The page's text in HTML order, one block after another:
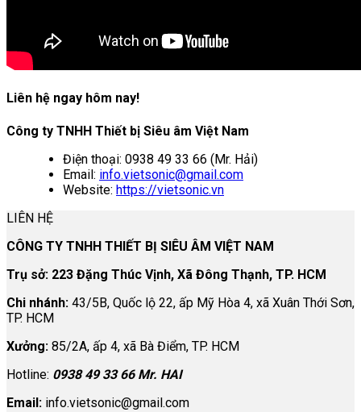
Liên hệ ngay hôm nay!
Công ty TNHH Thiết bị Siêu âm Việt Nam
Điện thoại: 0938 49 33 66 (Mr. Hải)
Email: info.vietsonic@gmail.com
Website: https://vietsonic.vn
LIÊN HỆ
CÔNG TY TNHH THIẾT BỊ SIÊU ÂM VIỆT NAM
Trụ sở: 223 Đặng Thúc Vịnh, Xã Đông Thạnh, TP. HCM
Chi nhánh: 43/5B, Quốc lộ 22, ấp Mỹ Hòa 4, xã Xuân Thới Sơn,
TP. HCM
Xưởng: 85/2A, ấp 4, xã Bà Điểm, TP. HCM
Hotline: 0938 49 33 66 Mr. HAI
Email: info.vietsonic@gmail.com